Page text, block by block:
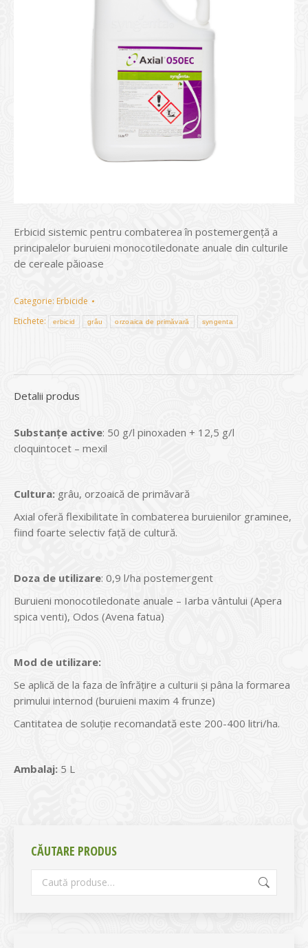
Erbicid sistemic pentru combaterea în postemergenţă a
principalelor buruieni monocotiledonate anuale din culturile
de cereale păioase
Categorie: Erbicide
Etichete:
erbicid grâu orzoaica de primăvară syngenta
Detalii produs
Substanțe active: 50 g/l pinoxaden + 12,5 g/l
cloquintocet – mexil
Cultura: grâu, orzoaică de primăvară
Axial oferă flexibilitate în combaterea buruienilor graminee,
fiind foarte selectiv faţă de cultură.
Doza de utilizare: 0,9 l/ha postemergent
Buruieni monocotiledonate anuale – Iarba vântului (Apera
spica venti), Odos (Avena fatua)
Mod de utilizare:
Se aplică de la faza de înfrăţire a culturii şi pâna la formarea
primului internod (buruieni maxim 4 frunze)
Cantitatea de soluţie recomandată este 200-400 litri/ha.
Ambalaj: 5 L
CĂUTARE PRODUS